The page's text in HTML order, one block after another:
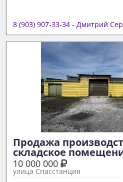
8 (903) 907-33-34 - Дмитрий
Продажа
складское
10 000 000
улица Спасстанция